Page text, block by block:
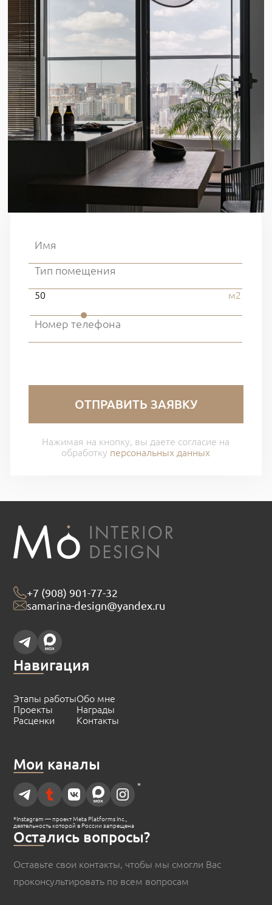
50 м2
ОТПРАВИТЬ ЗАЯВКУ
Нажимая на кнопку, вы даете согласие на
обработку персональных данных
+7 (908) 901-77-32
samarina-design@yandex.ru
Навигация
Этапы работы
Проекты
Расценки
Обо мне
Награды
Контакты
Мои каналы
*
*Instagram — проект Meta Platforms Inc.,
деятельность которой в России запрещена
Остались вопросы?
Оставьте свои контакты, чтобы мы смогли Вас
проконсультировать по всем вопросам